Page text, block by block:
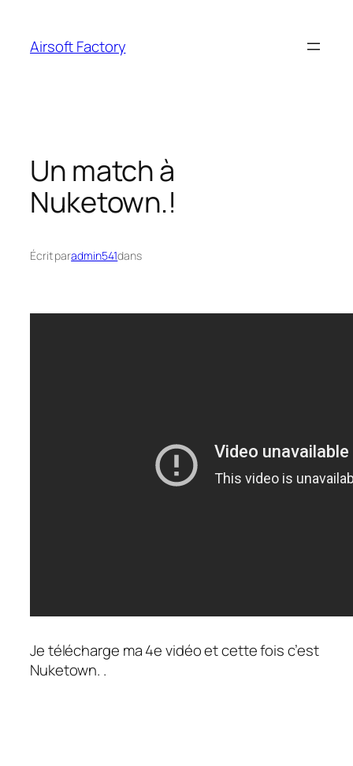
contenu
Airsoft Factory
Un match à
Nuketown.!
Écrit paradmin541dans
Je télécharge ma 4e vidéo et cette fois c’est
Nuketown. .